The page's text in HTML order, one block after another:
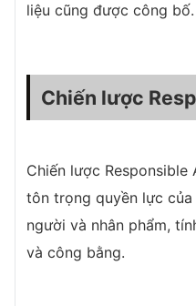
liệu cũng được công bố.
Chiến lược
Chiến lược Responsible
tôn trọng quyền lực
người và nhân phẩm,
và công bằng.